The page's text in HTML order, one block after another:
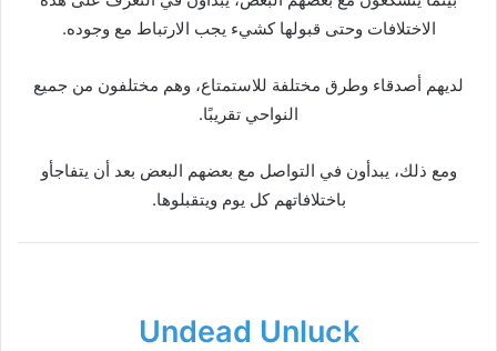
الاختلافات وحتى قبولها كشيء يجب الارتباط مع وجوده.
لديهم أصدقاء وطرق مختلفة للاستمتاع، وهم مختلفون من جميع
النواحي تقريبًا.
ومع ذلك، يبدأون في التواصل مع بعضهم البعض بعد أن يتفاجأو
باختلافاتهم كل يوم ويتقبلوها.
Undead Unluck